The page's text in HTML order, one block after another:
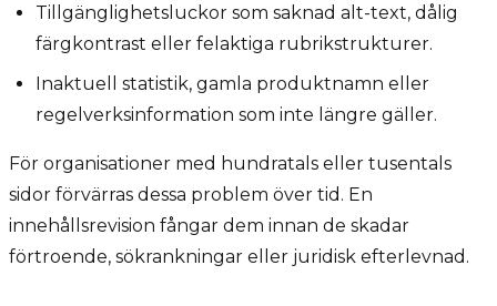
Tillgänglighetsluckor som saknad alt-text, dålig
färgkontrast eller felaktiga rubrikstrukturer.
Inaktuell statistik, gamla produktnamn eller
regelverksinformation som inte längre gäller.
För organisationer med hundratals eller tusentals
sidor förvärras dessa problem över tid. En
innehållsrevision fångar dem innan de skadar
förtroende, sökrankningar eller juridisk efterlevnad.